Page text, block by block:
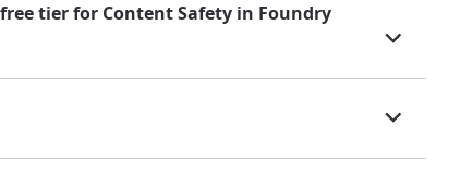
tier for Content Safety in Foundry